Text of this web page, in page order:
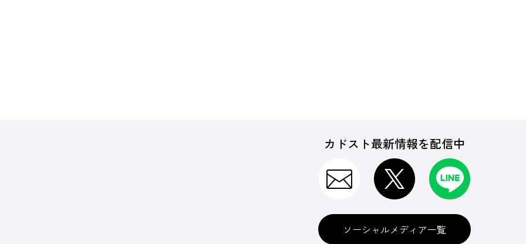
カドスト最新情報を配信中
ソーシャルメディア一覧